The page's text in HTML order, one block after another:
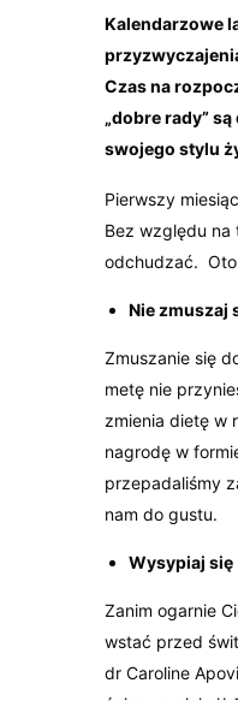
Kalendarzowe
Czas na
„dobre rady”
swojego stylu
Pierwszy
Bez względu na
odchudzać. Oto
Nie zmuszaj
Zmuszanie się
metę nie
zmienia dietę w
nagrodę w
przepadaliśmy
nam do gustu.
Wysypiaj się
Zanim ogarnie
wstać przed
dr Caroline